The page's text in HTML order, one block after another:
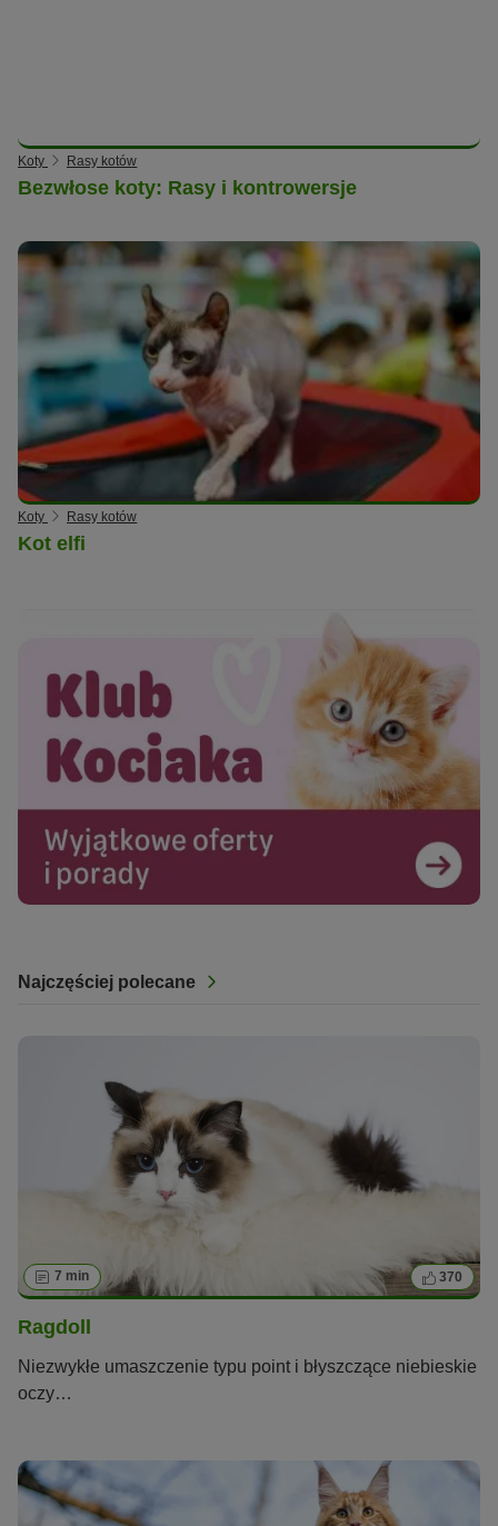
Koty Rasy kotów
Bezwłose koty: Rasy i kontrowersje
Koty Rasy kotów
Kot elfi
Najczęściej polecane
7 min 370
Ragdoll
Niezwykłe umaszczenie typu point i błyszczące niebieskie
oczy…